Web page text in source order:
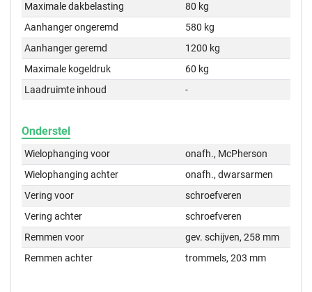
Maximale dakbelasting
80 kg
Aanhanger ongeremd
580 kg
Aanhanger geremd
1200 kg
Maximale kogeldruk
60 kg
Laadruimte inhoud
-
Onderstel
Wielophanging voor
onafh., McPherson
Wielophanging achter
onafh., dwarsarmen
Vering voor
schroefveren
Vering achter
schroefveren
Remmen voor
gev. schijven, 258 mm
Remmen achter
trommels, 203 mm